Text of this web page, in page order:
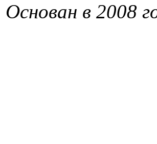
Основан в 2008